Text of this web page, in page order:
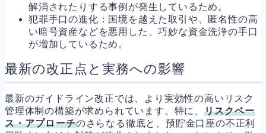
解消されたりする事例が発生しているため。
犯罪手口の進化：国境を越えた取引や、匿名性の高
い暗号資産などを悪用した、巧妙な資金洗浄の手口
が増加しているため。
最新の改正点と実務への影響
最新のガイドライン改正では、より実効性の高いリスク
管理体制の構築が求められています。特に、 リスクベー
ス・アプローチのさらなる徹底と、預貯金口座の不正利